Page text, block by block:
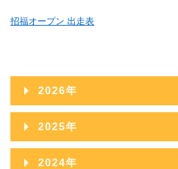
招福オープン 出走表
2026年
2026年08月
2026年07月
2025年
2025年12月
2024年